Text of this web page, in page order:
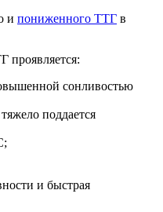
и пониженного ТТГ в
сонливостью
поддается
и быстрая